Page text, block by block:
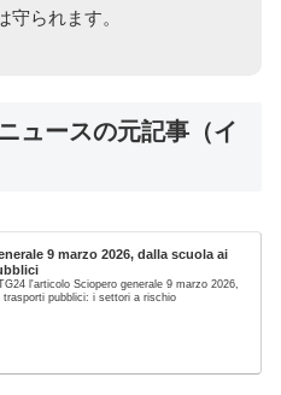
守られます。
ュースの元記事（イ
9 marzo 2026, dalla scuola ai
l'articolo Sciopero generale 9 marzo 2026,
trasporti pubblici: i settori a rischio